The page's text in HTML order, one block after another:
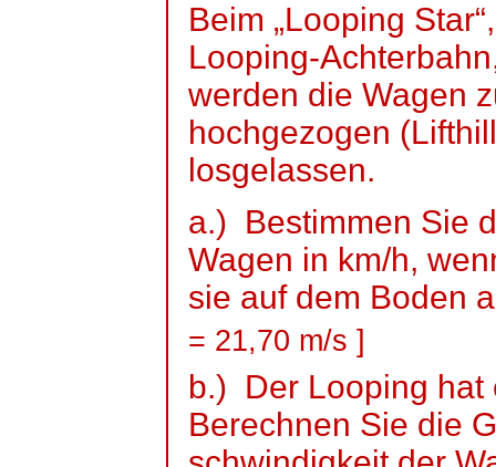
Beim „Looping
Looping-
werden die Wagen
hochgezogen (
losgelassen.
a.) Bestimmen Sie
Wagen in km/h,
sie auf dem Boden
= 21,70 m/s ]
b.) Der Looping
Berechnen Sie die